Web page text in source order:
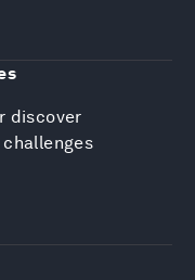
discover